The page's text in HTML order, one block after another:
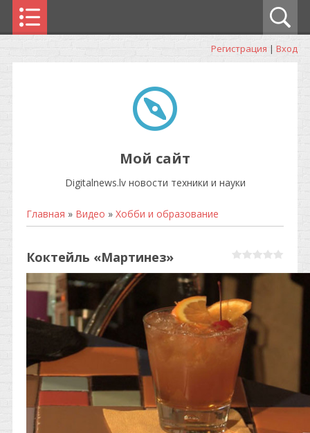
Регистрация | Вход
Мой сайт
Digitalnews.lv новости техники и науки
Главная » Видео » Хобби и образование
Коктейль «Мартинез»